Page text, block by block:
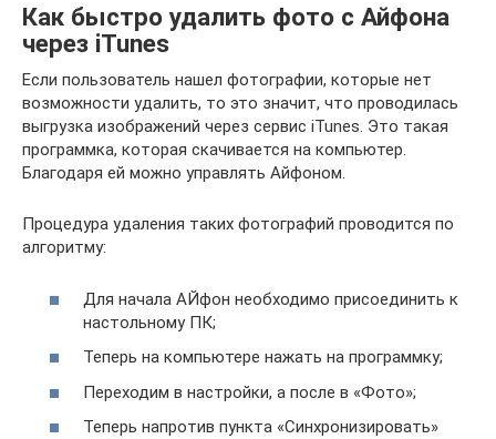
Как быстро удалить фото с Айфона
через iTunes
Если пользователь нашел фотографии, которые нет
возможности удалить, то это значит, что проводилась
выгрузка изображений через сервис iTunes. Это такая
программка, которая скачивается на компьютер.
Благодаря ей можно управлять Айфоном.
Процедура удаления таких фотографий проводится по
алгоритму:
Для начала АЙфон необходимо присоединить к
настольному ПК;
Теперь на компьютере нажать на программку;
Переходим в настройки, а после в «Фото»;
Теперь напротив пункта «Синхронизировать»